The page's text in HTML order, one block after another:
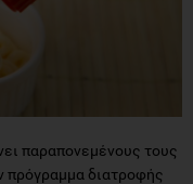
παραπονεμένους τους
πρόγραμμα διατροφής